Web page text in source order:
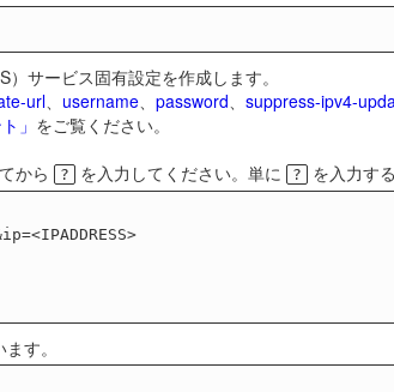
サービス固有設定を作成します。
url username password suppress-ipv4-
」 をご覧ください。
から ? を入力してください。単に ? を入力す
す。